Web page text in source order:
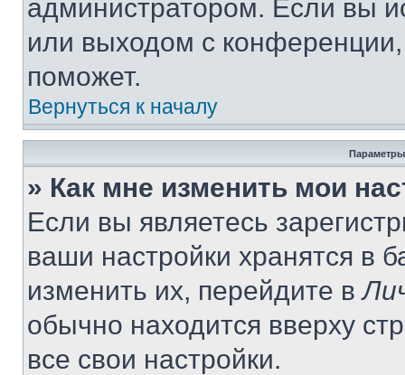
администратором. Если вы
или выходом с
поможет.
Вернуться к началу
Параметры
» Как мне изменить мои
Если вы являетесь
ваши настройки хранятся в
изменить их, перейдите в
обычно находится вверху
все свои настройки.